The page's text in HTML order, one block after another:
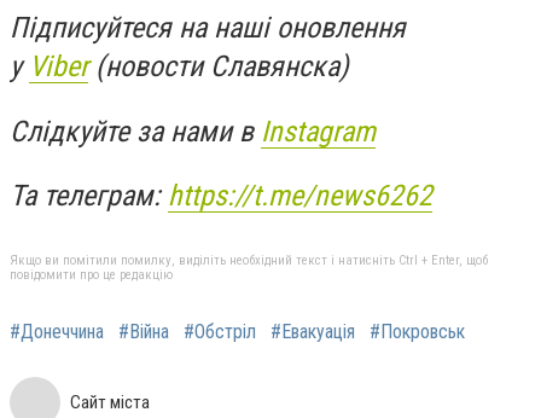
Підписуйтеся на наші оновлення
у Viber(новости Славянска)
Слідкуйте за нами в Instagram
Та телеграм:https://t.me/news6262
Якщо ви помітили помилку, виділіть необхідний текст і натисніть Ctrl + Enter, щоб
повідомити про це редакцію
#Донеччина #Війна #Обстріл #Евакуація #Покровськ
Сайт міста